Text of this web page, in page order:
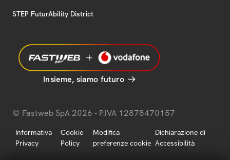
STEP FuturAbility District
Insieme, siamo futuro
© Fastweb SpA 2026 - P.IVA 12878470157
Informativa
Privacy
Cookie
Policy
Modifica
preferenze cookie
Dichiarazione di
Accessibilità